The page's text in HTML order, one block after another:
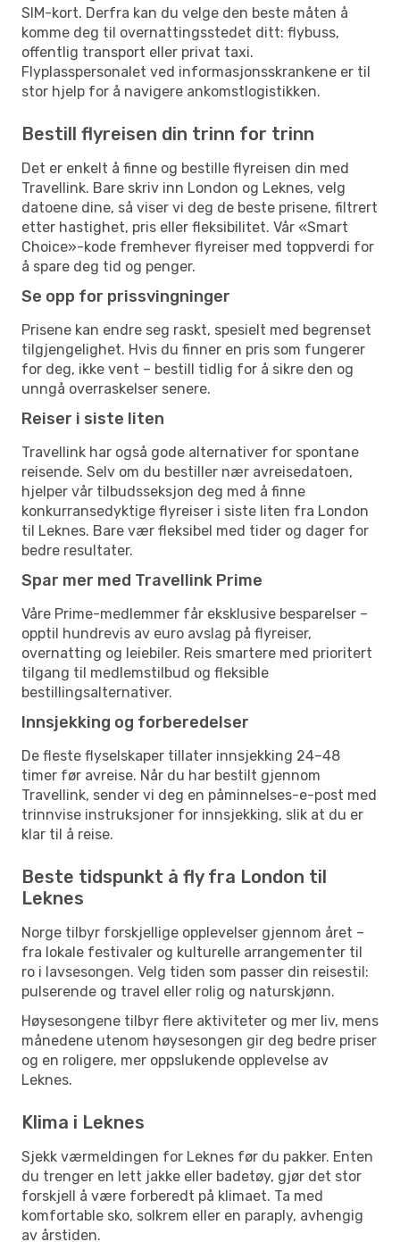
SIM-kort. Derfra kan du velge den beste måten å
komme deg til overnattingsstedet ditt: flybuss,
offentlig transport eller privat taxi.
Flyplasspersonalet ved informasjonsskrankene er til
stor hjelp for å navigere ankomstlogistikken.
Bestill flyreisen din trinn for trinn
Det er enkelt å finne og bestille flyreisen din med
Travellink. Bare skriv inn London og Leknes, velg
datoene dine, så viser vi deg de beste prisene, filtrert
etter hastighet, pris eller fleksibilitet. Vår «Smart
Choice»-kode fremhever flyreiser med toppverdi for
å spare deg tid og penger.
Se opp for prissvingninger
Prisene kan endre seg raskt, spesielt med begrenset
tilgjengelighet. Hvis du finner en pris som fungerer
for deg, ikke vent – bestill tidlig for å sikre den og
unngå overraskelser senere.
Reiser i siste liten
Travellink har også gode alternativer for spontane
reisende. Selv om du bestiller nær avreisedatoen,
hjelper vår tilbudsseksjon deg med å finne
konkurransedyktige flyreiser i siste liten fra London
til Leknes. Bare vær fleksibel med tider og dager for
bedre resultater.
Spar mer med Travellink Prime
Våre Prime-medlemmer får eksklusive besparelser –
opptil hundrevis av euro avslag på flyreiser,
overnatting og leiebiler. Reis smartere med prioritert
tilgang til medlemstilbud og fleksible
bestillingsalternativer.
Innsjekking og forberedelser
De fleste flyselskaper tillater innsjekking 24–48
timer før avreise. Når du har bestilt gjennom
Travellink, sender vi deg en påminnelses-e-post med
trinnvise instruksjoner for innsjekking, slik at du er
klar til å reise.
Beste tidspunkt å fly fra London til
Leknes
Norge tilbyr forskjellige opplevelser gjennom året –
fra lokale festivaler og kulturelle arrangementer til
ro i lavsesongen. Velg tiden som passer din reisestil:
pulserende og travel eller rolig og naturskjønn.
Høysesongene tilbyr flere aktiviteter og mer liv, mens
månedene utenom høysesongen gir deg bedre priser
og en roligere, mer oppslukende opplevelse av
Leknes.
Klima i Leknes
Sjekk værmeldingen for Leknes før du pakker. Enten
du trenger en lett jakke eller badetøy, gjør det stor
forskjell å være forberedt på klimaet. Ta med
komfortable sko, solkrem eller en paraply, avhengig
av årstiden.